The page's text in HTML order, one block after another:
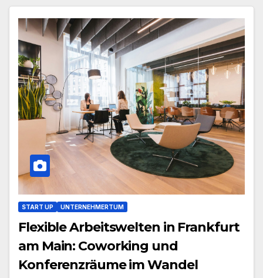
START UP UNTERNEHMERTUM
Flexible Arbeitswelten in Frankfurt
am Main: Coworking und
Konferenzräume im Wandel